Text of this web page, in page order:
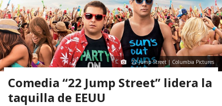
22 Jump Street | Columbia Pictures
Comedia “22 Jump Street” lidera la
taquilla de EEUU